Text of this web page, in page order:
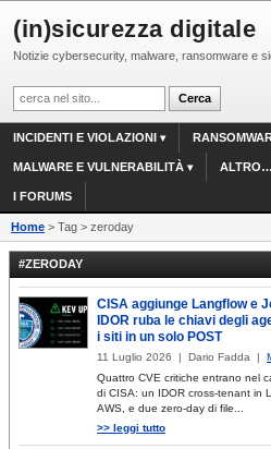
(in)sicurezza digitale
Notizie cybersecurity, malware, ransomware e
INCIDENTI E VIOLAZIONI
MALWARE E VULNERABILITÀ ALTRO…
I FORUMS
Home > Tag > zeroday
#ZERODAY
CISA aggiunge Langflow e
IDOR ruba le chiavi degli
i siti in un solo POST
11 Luglio 2026 | Dario Fadda |
Quattro CVE critiche entrano nel
di CISA: un IDOR cross-tenant in
AWS, e due zero-day di file...
>> leggi tutto